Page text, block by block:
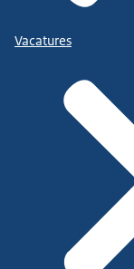
Vacatures